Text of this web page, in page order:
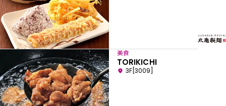
美食
TORIKICHI
3F[3009]